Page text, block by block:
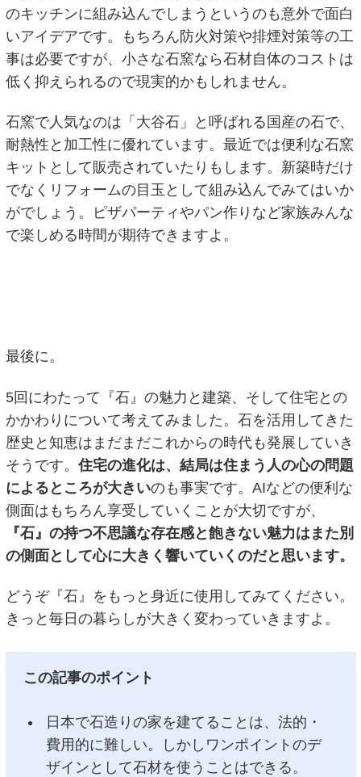
のキッチンに組み込んでしまうというのも意外で面白
いアイデアです。もちろん防火対策や排煙対策等の工
事は必要ですが、小さな石窯なら石材自体のコストは
低く抑えられるので現実的かもしれません。
石窯で人気なのは「大谷石」と呼ばれる国産の石で、
耐熱性と加工性に優れています。最近では便利な石窯
キットとして販売されていたりもします。新築時だけ
でなくリフォームの目玉として組み込んでみてはいか
がでしょう。ピザパーティやパン作りなど家族みんな
で楽しめる時間が期待できますよ。
最後に。
5回にわたって『石』の魅力と建築、そして住宅との
かかわりについて考えてみました。石を活用してきた
歴史と知恵はまだまだこれからの時代も発展していき
そうです。住宅の進化は、結局は住まう人の心の問題
によるところが大きいのも事実です。AIなどの便利な
側面はもちろん享受していくことが大切ですが、
『石』の持つ不思議な存在感と飽きない魅力はまた別
の側面として心に大きく響いていくのだと思います。
どうぞ『石』をもっと身近に使用してみてください。
きっと毎日の暮らしが大きく変わっていきますよ。
この記事のポイント
日本で石造りの家を建てることは、法的・
費用的に難しい。しかしワンポイントのデ
ザインとして石材を使うことはできる。